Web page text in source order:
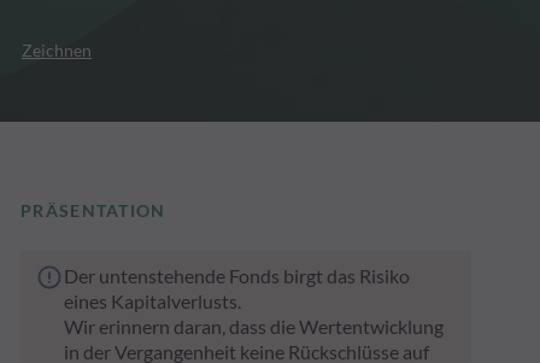
Zeichnen
PRÄSENTATION
Der untenstehende Fonds birgt das Risiko
eines Kapitalverlusts.
Wir erinnern daran, dass die Wertentwicklung
in der Vergangenheit keine Rückschlüsse auf